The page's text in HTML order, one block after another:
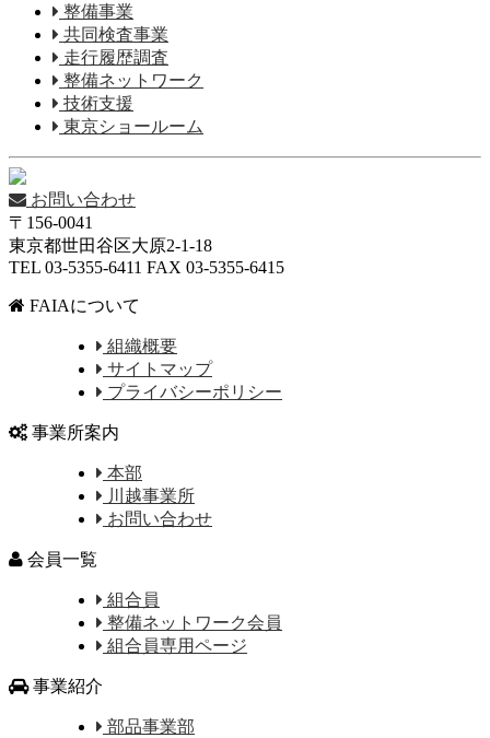
整備事業
共同検査事業
走行履歴調査
整備ネットワーク
技術支援
東京ショールーム
お問い合わせ
〒156-0041
東京都世田谷区大原2-1-18
TEL 03-5355-6411 FAX 03-5355-6415
FAIAについて
組織概要
サイトマップ
プライバシーポリシー
事業所案内
本部
川越事業所
お問い合わせ
会員一覧
組合員
整備ネットワーク会員
組合員専用ページ
事業紹介
部品事業部